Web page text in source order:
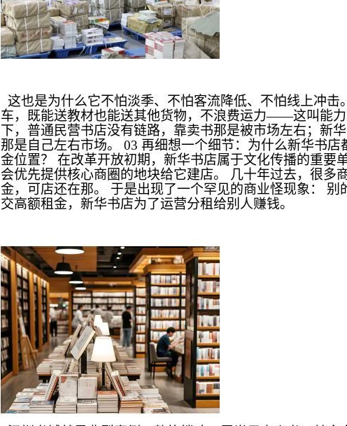
这也是为什么它不怕淡季、不怕客流降低、不怕线上冲击
车，既能送教材也能送其他货物，不浪费运力——这叫能
下，普通民营书店没有链路，靠卖书那是被市场左右；新华
那是自己左右市场。 03 再细想一个细节：为什么新华书店
金位置？ 在改革开放初期，新华书店属于文化传播的重要
会优先提供核心商圈的地块给它建店。 几十年过去，很多
金，可店还在那。 于是出现了一个罕见的商业怪现象： 别
交高额租金，新华书店为了运营分租给别人赚钱。